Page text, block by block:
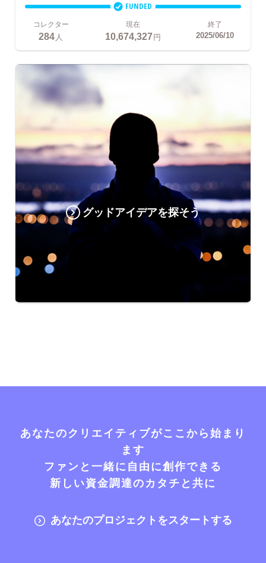
FUNDED
コレクター
284 人
現在
10,674,327円
終了
2025/06/10
グッドアイデアを探そう
あなたのクリエイティブがここから始まり
ます
ファンと一緒に自由に創作できる
新しい資金調達のカタチと共に
あなたのプロジェクトをスタートする